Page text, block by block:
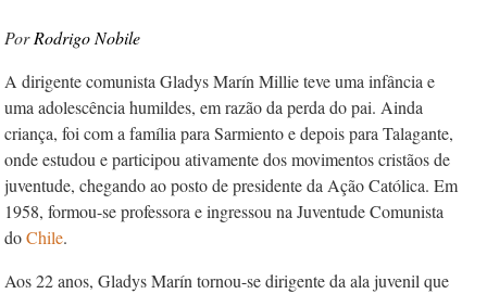
Rodrigo Nobile
A dirigente comunista Gladys Marín Millie teve uma infância e
uma adolescência humildes, em razão da perda do pai. Ainda
criança, foi com a família para Sarmiento e depois para Talagante,
onde estudou e participou ativamente dos movimentos cristãos de
juventude, chegando ao posto de presidente da Ação Católica. Em
1958, formou-se professora e ingressou na Juventude Comunista
doChile.
Aos 22 anos, Gladys Marín tornou-se dirigente da ala juvenil que